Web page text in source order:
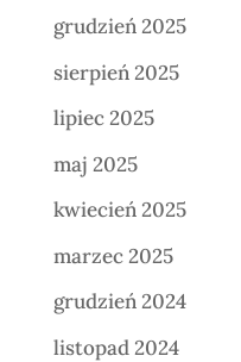
grudzień 2025
sierpień 2025
lipiec 2025
maj 2025
kwiecień 2025
marzec 2025
grudzień 2024
listopad 2024